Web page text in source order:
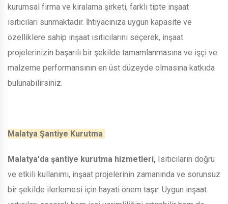
kurumsal firma ve kiralama şirketi, farklı tipte inşaat
ısıtıcıları sunmaktadır. İhtiyacınıza uygun kapasite ve
özelliklere sahip inşaat ısıtıcılarını seçerek, inşaat
projelerinizin başarılı bir şekilde tamamlanmasına ve işçi ve
malzeme performansının en üst düzeyde olmasına katkıda
bulunabilirsiniz.
Malatya Şantiye Kurutma
Malatya'da şantiye kurutma hizmetleri, Isıtıcıların doğru
ve etkili kullanımı, inşaat projelerinin zamanında ve sorunsuz
bir şekilde ilerlemesi için hayati önem taşır. Uygun inşaat